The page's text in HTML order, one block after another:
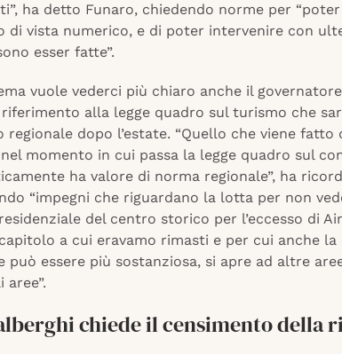
ha detto Funaro, chiedendo norme per
di vista numerico, e di poter intervenire con
esser fatte”.
vuole vederci più chiaro anche il
alla legge quadro sul turismo che
regionale dopo l’estate. “Quello che viene fatto
momento in cui passa la legge quadro sul
ha valore di norma regionale”, ha
“impegni che riguardano la lotta per non
del centro storico per l’eccesso di
a cui eravamo rimasti e per cui anche la
può essere più sostanziosa, si apre ad altre
aree”.
chiede il censimento della